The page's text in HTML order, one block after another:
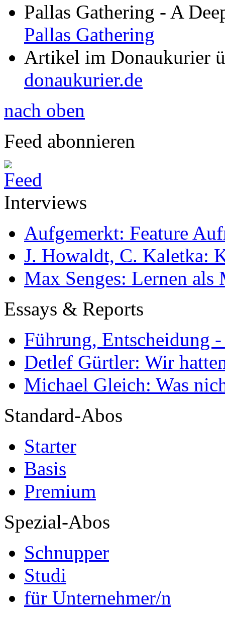
Pallas Gathering - A
Pallas Gathering
Artikel im Donaukurier
donaukurier.de
nach oben
Feed abonnieren
Interviews
Aufgemerkt: Feature
J. Howaldt, C. Kaletka:
Max Senges: Lernen als
Essays & Reports
Führung, Entscheidung
Detlef Gürtler: Wir
Michael Gleich: Was
Standard-Abos
Starter
Basis
Premium
Spezial-Abos
Schnupper
Studi
für Unternehmer/n